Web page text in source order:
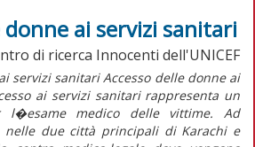
donne ai servizi sanitari
di ricerca Innocenti dell'UNICEF
servizi sanitari Accesso delle donne ai
ai servizi sanitari rappresenta un
l�esame medico delle vittime. Ad
nelle due città principali di Karachi e